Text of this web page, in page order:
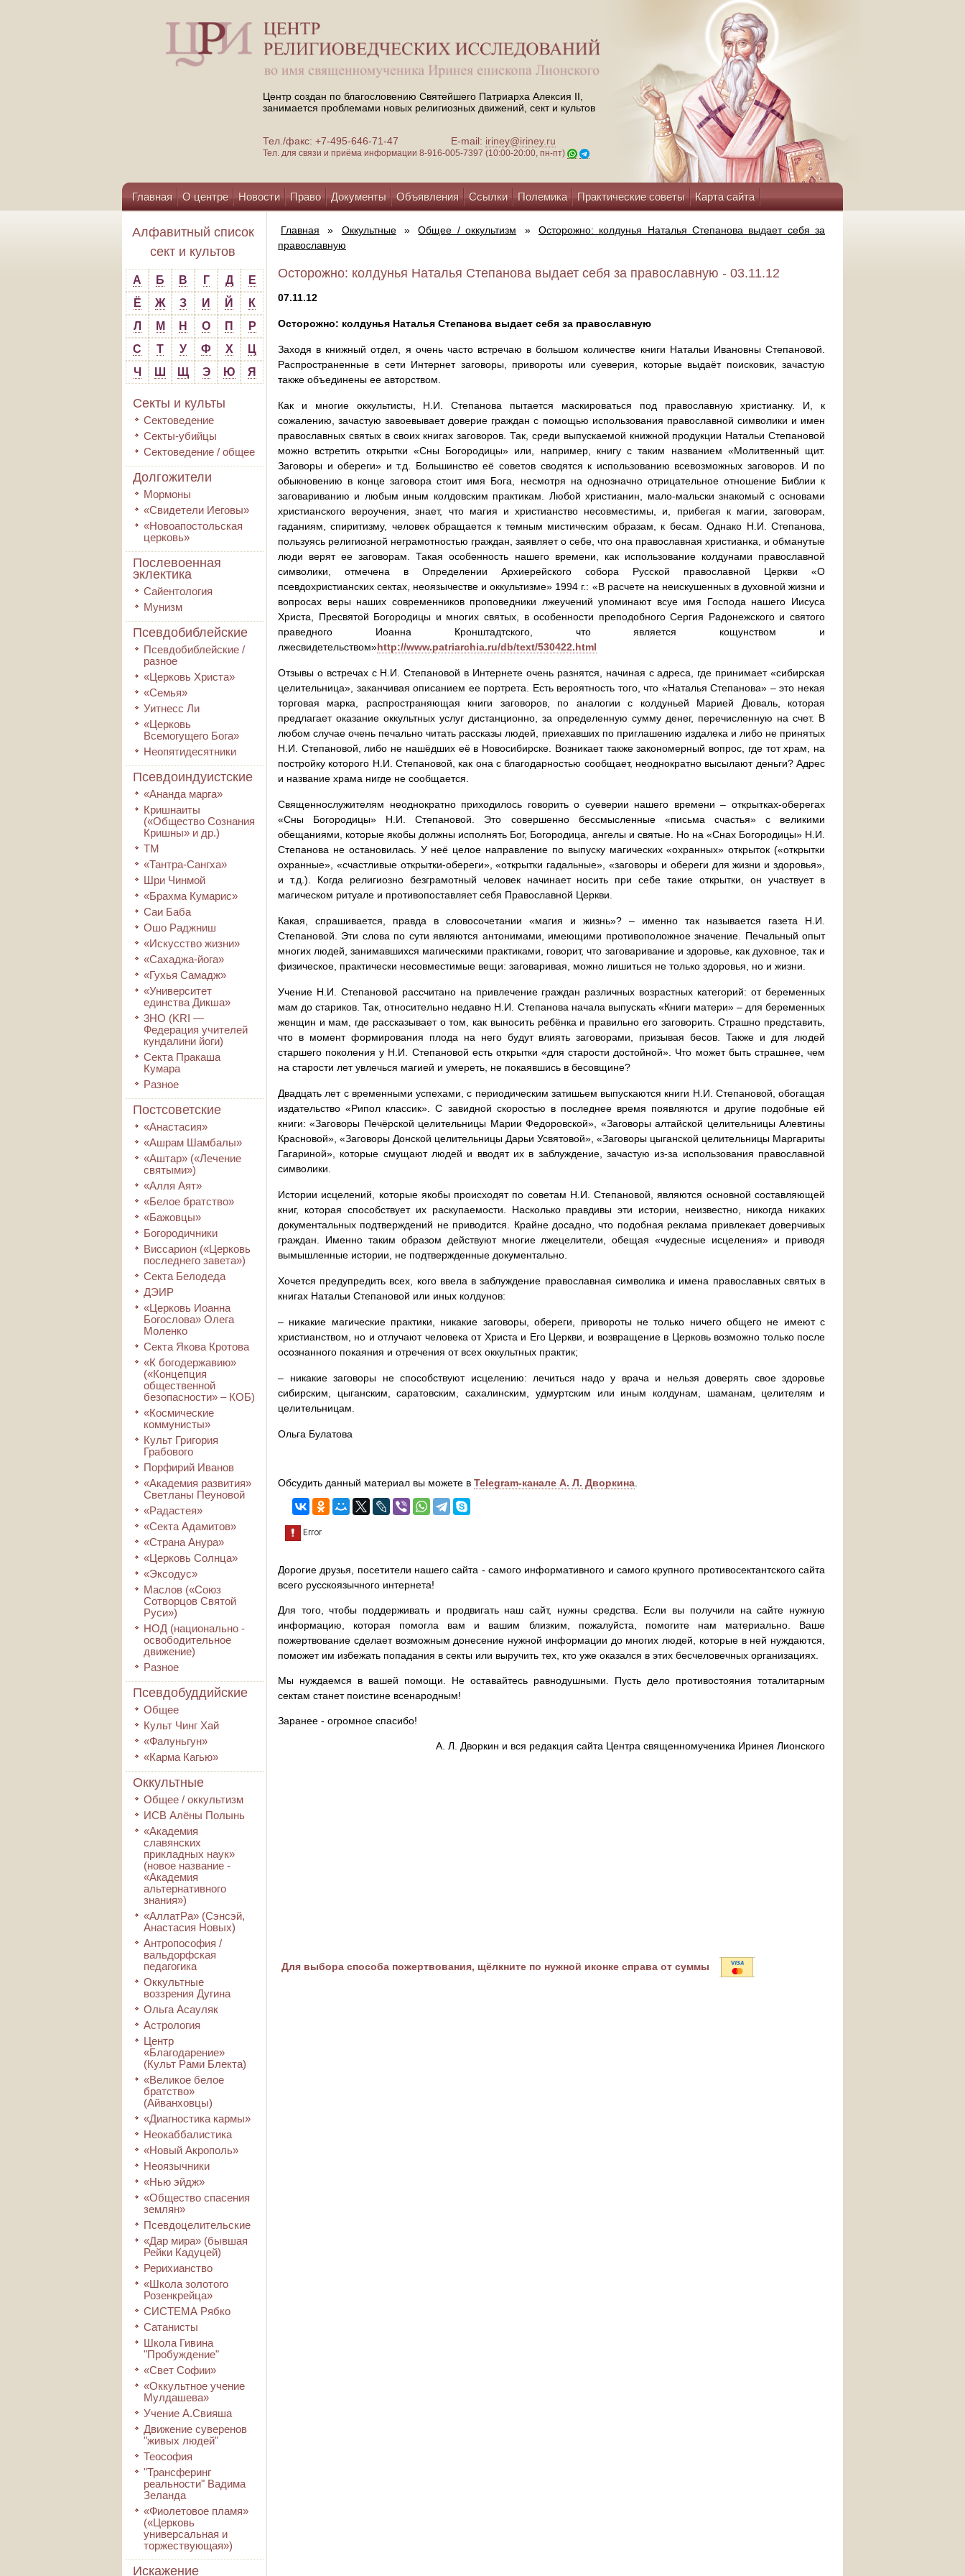
Центр создан по благословению Святейшего Патриарха Алексия II,
занимается проблемами новых религиозных движений, сект и культов
Тел./факс: +7-495-646-71-47 E-mail: iriney@iriney.ru
Тел. для связи и приёма информации 8-916-005-7397 (10:00-20:00, пн-пт)
Главная О центре Новости Право Документы Объявления Ссылки Полемика Практические советы Карта сайта
Помощь центру
Алфавитный список
сект и культов
А Б В Г Д
Е
Ё
Ж З И Й
К
Л
М Н О П
Р
С
Т У Ф Х
Ц
Ч
Ш Щ Э Ю Я
Секты и культы
Сектоведение
Секты-убийцы
Сектоведение / общее
Долгожители
Мормоны
«Свидетели Иеговы»
«Новоапостольская
церковь»
Послевоенная
эклектика
Сайентология
Мунизм
Псевдобиблейские
Псевдобиблейские /
разное
«Церковь Христа»
«Семья»
Уитнесс Ли
«Церковь
Всемогущего Бога»
Неопятидесятники
Псевдоиндуистские
«Ананда марга»
Кришнаиты
(«Общество Сознания
Кришны» и др.)
ТМ
«Тантра-Сангха»
Шри Чинмой
«Брахма Кумарис»
Саи Баба
Ошо Раджниш
«Искусство жизни»
«Сахаджа-йога»
«Гухья Самадж»
«Университет
единства Дикша»
3HO (KRI ―
Федерация учителей
кундалини йоги)
Секта Пракаша
Кумара
Разное
Постсоветские
«Анастасия»
«Ашрам Шамбалы»
«Аштар» («Лечение
святыми»)
«Алля Аят»
«Белое братство»
«Бажовцы»
Богородичники
Виссарион («Церковь
последнего завета»)
Секта Белодеда
ДЭИР
«Церковь Иоанна
Богослова» Олега
Моленко
Секта Якова Кротова
«К богодержавию»
(«Концепция
общественной
безопасности» – КОБ)
«Космические
коммунисты»
Культ Григория
Грабового
Порфирий Иванов
«Академия развития»
Светланы Пеуновой
«Радастея»
«Секта Адамитов»
«Страна Анура»
«Церковь Солнца»
«Эксодус»
Маслов («Союз
Сотворцов Святой
Руси»)
НОД (национально -
освободительное
движение)
Разное
Псевдобуддийские
Общее
Культ Чинг Хай
«Фалуньгун»
«Карма Кагью»
Оккультные
Общее / оккультизм
ИСВ Алёны Полынь
«Академия
славянских
прикладных наук»
(новое название -
«Академия
альтернативного
знания»)
«АллатРа» (Сэнсэй,
Анастасия Новых)
Антропософия /
вальдорфская
педагогика
Оккультные
воззрения Дугина
Ольга Асауляк
Астрология
Центр
«Благодарение»
(Культ Рами Блекта)
«Великое белое
братство»
(Айванховцы)
«Диагностика кармы»
Неокаббалистика
«Новый Акрополь»
Неоязычники
«Нью эйдж»
«Общество спасения
землян»
Псевдоцелительские
«Дар мира» (бывшая
Рейки Кадуцей)
Рерихианство
«Школа золотого
Розенкрейца»
СИСТЕМА Рябко
Сатанисты
Школа Гивина
"Пробуждение"
«Свет Софии»
«Оккультное учение
Мулдашева»
Учение А.Свияша
Движение суверенов
"живых людей"
Теософия
"Трансферинг
реальности" Вадима
Зеланда
«Фиолетовое пламя»
(«Церковь
универсальная и
торжествующая»)
Искажение
Главная » Оккультные » Общее / оккультизм »
Осторожно: колдунья Наталья Степанова выдает себя за
православную
Осторожно: колдунья Наталья Степанова выдает себя за православную - 03.11.12
07.11.12
Осторожно: колдунья Наталья Степанова выдает себя за православную
Заходя в книжный отдел, я очень часто встречаю в большом количестве книги Натальи Ивановны Степановой.
Распространенные в сети Интернет заговоры, привороты или суеверия, которые выдаёт поисковик, зачастую
также объединены ее авторством.
Как и многие оккультисты, Н.И. Степанова пытается маскироваться под православную христианку. И, к
сожалению, зачастую завоевывает доверие граждан с помощью использования православной символики и имен
православных святых в своих книгах заговоров. Так, среди выпускаемой книжной продукции Натальи Степановой
можно встретить открытки «Сны Богородицы» или, например, книгу с таким названием «Молитвенный щит.
Заговоры и обереги» и т.д. Большинство её советов сводятся к использованию всевозможных заговоров. И по
обыкновению в конце заговора стоит имя Бога, несмотря на однозначно отрицательное отношение Библии к
заговариванию и любым иным колдовским практикам. Любой христианин, мало-мальски знакомый с основами
христианского вероучения, знает, что магия и христианство несовместимы, и, прибегая к магии, заговорам,
гаданиям, спиритизму, человек обращается к темным мистическим образам, к бесам. Однако Н.И. Степанова,
пользуясь религиозной неграмотностью граждан, заявляет о себе, что она православная христианка, и обманутые
люди верят ее заговорам. Такая особенность нашего времени, как использование колдунами православной
символики, отмечена в Определении Архиерейского собора Русской православной Церкви «О
псевдохристианских сектах, неоязычестве и оккультизме» 1994 г.: «В расчете на неискушенных в духовной жизни и
вопросах веры наших современников проповедники лжеучений упоминают всуе имя Господа нашего Иисуса
Христа, Пресвятой Богородицы и многих святых, в особенности преподобного Сергия Радонежского и святого
праведного Иоанна Кронштадтского, что является кощунством и
лжесвидетельством»http://www.patriarchia.ru/db/text/530422.html
Отзывы о встречах с Н.И. Степановой в Интернете очень разнятся, начиная с адреса, где принимает «сибирская
целительница», заканчивая описанием ее портрета. Есть вероятность того, что «Наталья Степанова» – это некая
торговая марка, распространяющая книги заговоров, по аналогии с колдуньей Марией Дюваль, которая
предлагает оказание оккультных услуг дистанционно, за определенную сумму денег, перечисленную на счет. В
любом случае очень печально читать рассказы людей, приехавших по приглашению издалека и либо не принятых
Н.И. Степановой, либо не нашёдших её в Новосибирске. Возникает также закономерный вопрос, где тот храм, на
постройку которого Н.И. Степановой, как она с благодарностью сообщает, неоднократно высылают деньги? Адрес
и название храма нигде не сообщается.
Священнослужителям неоднократно приходилось говорить о суеверии нашего времени – открытках-оберегах
«Сны Богородицы» Н.И. Степановой. Это совершенно бессмысленные «письма счастья» с великими
обещаниями, которые якобы должны исполнять Бог, Богородица, ангелы и святые. Но на «Снах Богородицы» Н.И.
Степанова не остановилась. У неё целое направление по выпуску магических «охранных» открыток («открытки
охранные», «счастливые открытки-обереги», «открытки гадальные», «заговоры и обереги для жизни и здоровья»,
и т.д.). Когда религиозно безграмотный человек начинает носить при себе такие открытки, он участвует в
магическом ритуале и противопоставляет себя Православной Церкви.
Какая, спрашивается, правда в словосочетании «магия и жизнь»? – именно так называется газета Н.И.
Степановой. Эти слова по сути являются антонимами, имеющими противоположное значение. Печальный опыт
многих людей, занимавшихся магическими практиками, говорит, что заговаривание и здоровье, как духовное, так и
физическое, практически несовместимые вещи: заговаривая, можно лишиться не только здоровья, но и жизни.
Учение Н.И. Степановой рассчитано на привлечение граждан различных возрастных категорий: от беременных
мам до стариков. Так, относительно недавно Н.И. Степанова начала выпускать «Книги матери» – для беременных
женщин и мам, где рассказывает о том, как выносить ребёнка и правильно его заговорить. Страшно представить,
что в момент формирования плода на него будут влиять заговорами, призывая бесов. Также и для людей
старшего поколения у Н.И. Степановой есть открытки «для старости достойной». Что может быть страшнее, чем
на старости лет увлечься магией и умереть, не покаявшись в бесовщине?
Двадцать лет с временными успехами, с периодическим затишьем выпускаются книги Н.И. Степановой, обогащая
издательство «Рипол классик». С завидной скоростью в последнее время появляются и другие подобные ей
книги: «Заговоры Печёрской целительницы Марии Федоровской», «Заговоры алтайской целительницы Алевтины
Красновой», «Заговоры Донской целительницы Дарьи Усвятовой», «Заговоры цыганской целительницы Маргариты
Гагариной», которые смущают людей и вводят их в заблуждение, зачастую из-за использования православной
символики.
Истории исцелений, которые якобы происходят по советам Н.И. Степановой, являются основной составляющей
книг, которая способствует их раскупаемости. Насколько правдивы эти истории, неизвестно, никогда никаких
документальных подтверждений не приводится. Крайне досадно, что подобная реклама привлекает доверчивых
граждан. Именно таким образом действуют многие лжецелители, обещая «чудесные исцеления» и приводя
вымышленные истории, не подтвержденные документально.
Хочется предупредить всех, кого ввела в заблуждение православная символика и имена православных святых в
книгах Натальи Степановой или иных колдунов:
– никакие магические практики, никакие заговоры, обереги, привороты не только ничего общего не имеют с
христианством, но и отлучают человека от Христа и Его Церкви, и возвращение в Церковь возможно только после
осознанного покаяния и отречения от всех оккультных практик;
– никакие заговоры не способствуют исцелению: лечиться надо у врача и нельзя доверять свое здоровье
сибирским, цыганским, саратовским, сахалинским, удмуртским или иным колдунам, шаманам, целителям и
целительницам.
Ольга Булатова
Обсудить данный материал вы можете в Telegram-канале А. Л. Дворкина
Дорогие друзья, посетители нашего сайта - самого информативного и самого крупного противосектантского сайта
всего русскоязычного интернета!
Для того, чтобы поддерживать и продвигать наш сайт, нужны средства. Если вы получили на сайте нужную
информацию, которая помогла вам и вашим близким, пожалуйста, помогите нам материально. Ваше
пожертвование сделает возможным донесение нужной информации до многих людей, которые в ней нуждаются,
поможет им избежать попадания в секты или выручить тех, кто уже оказался в этих бесчеловечных организациях.
Мы нуждаемся в вашей помощи. Не оставайтесь равнодушными. Пусть дело противостояния тоталитарным
сектам станет поистине всенародным!
Заранее - огромное спасибо!
А. Л. Дворкин и вся редакция сайта Центра священномученика Иринея Лионского
Для выбора способа пожертвования, щёлкните по нужной иконке справа от суммы